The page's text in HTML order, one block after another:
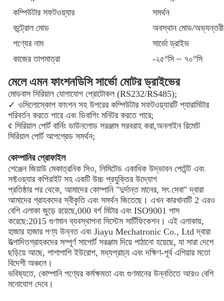
কম্পিউটার সফটওয়্যার
সমর্থন
কন্ট্রোল মোড
অবস্থান মোড/
পণ্যের নাম
সার্ভো ড্রাইভ
কাজের তাপমাত্রা
-২৫°সি ~ ৭০°সি
মেলে এমন ফাংশনডিসি সার্ভো মোটর ড্রাইভের
মোডবাস সিরিয়াল যোগাযোগ প্রোটোকল (RS232/RS485);
✓ ওসিলোস্কোপ ফাংশন সহ উপরের কম্পিউটার সফটওয়্যারটি প্যারামিটার
পরিবর্তন করতে পারে এবং ডিবাগিং মনিটর করতে পারে;
¢ সিরিয়াল পোর্ট বার্নিং ডাউনলোড সরঞ্জাম সরবরাহ করা,অনলাইন রিমোট
সিরিয়াল পোর্ট আপগ্রেড সমর্থন;
কোম্পানির প্রোফাইল
শেঞ্জেন জিয়াউ মেকাত্রনিক সিও, লিমিটেড একাধিক উদ্ভাবন পেটেন্ট এবং
সফ্টওয়্যার কপিরাইট সহ একটি উচ্চ প্রযুক্তির উদ্যোগ
প্রতিষ্ঠার পর থেকে, আমাদের কোম্পানি "দুর্দান্ত মানের, সৎ সেবা" দ্বারা
আমাদের গ্রাহকদের স্বীকৃতি এবং সমর্থন জিতেছে। এখন কারখানাটি 2 এরও
বেশি এলাকা জুড়ে রয়েছে,000 বর্গ মিটার এবং ISO9001 পাস
করেছে:2015 গুণমান ব্যবস্থাপনা সিস্টেম সার্টিফিকেশন। এই এলাকায়,
হাজার হাজার পণ্য উন্নত এবং Jiayu Mechatronic Co., Ltd দ্বারা
উত্পাদিতগ্রাহকদের সম্পূর্ণ সাপোর্ট সরঞ্জাম দিয়ে পাঠানো হয়েছে, যা সারা দেশে
ছড়িয়ে আছে, পাশাপাশি ইউরোপ, মধ্যপ্রাচ্য এবং দক্ষিণ-পূর্ব এশিয়ার মতো
বিদেশী অঞ্চলে।
ভবিষ্যতে, কোম্পানি পণ্যের কর্মক্ষমতা এবং গুণমানের উন্নতিতে আরও বেশি
মনোযোগ দেবে।